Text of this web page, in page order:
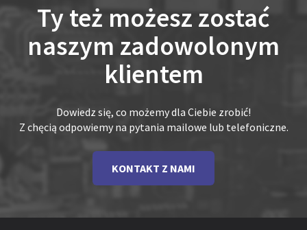
Ty też możesz zostać
naszym zadowolonym
klientem
Dowiedz się, co możemy dla Ciebie zrobić!
Z chęcią odpowiemy na pytania mailowe lub telefoniczne.
KONTAKT Z NAMI